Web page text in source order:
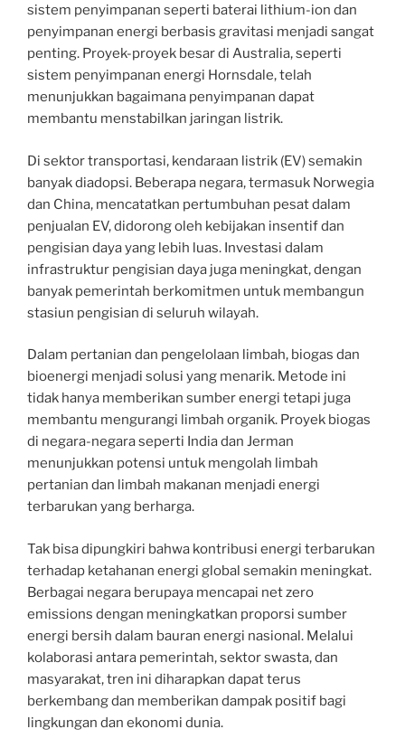
sistem penyimpanan seperti baterai lithium-ion dan
penyimpanan energi berbasis gravitasi menjadi sangat
penting. Proyek-proyek besar di Australia, seperti
sistem penyimpanan energi Hornsdale, telah
menunjukkan bagaimana penyimpanan dapat
membantu menstabilkan jaringan listrik.
Di sektor transportasi, kendaraan listrik (EV) semakin
banyak diadopsi. Beberapa negara, termasuk Norwegia
dan China, mencatatkan pertumbuhan pesat dalam
penjualan EV, didorong oleh kebijakan insentif dan
pengisian daya yang lebih luas. Investasi dalam
infrastruktur pengisian daya juga meningkat, dengan
banyak pemerintah berkomitmen untuk membangun
stasiun pengisian di seluruh wilayah.
Dalam pertanian dan pengelolaan limbah, biogas dan
bioenergi menjadi solusi yang menarik. Metode ini
tidak hanya memberikan sumber energi tetapi juga
membantu mengurangi limbah organik. Proyek biogas
di negara-negara seperti India dan Jerman
menunjukkan potensi untuk mengolah limbah
pertanian dan limbah makanan menjadi energi
terbarukan yang berharga.
Tak bisa dipungkiri bahwa kontribusi energi terbarukan
terhadap ketahanan energi global semakin meningkat.
Berbagai negara berupaya mencapai net zero
emissions dengan meningkatkan proporsi sumber
energi bersih dalam bauran energi nasional. Melalui
kolaborasi antara pemerintah, sektor swasta, dan
masyarakat, tren ini diharapkan dapat terus
berkembang dan memberikan dampak positif bagi
lingkungan dan ekonomi dunia.